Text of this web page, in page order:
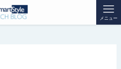
メニュー